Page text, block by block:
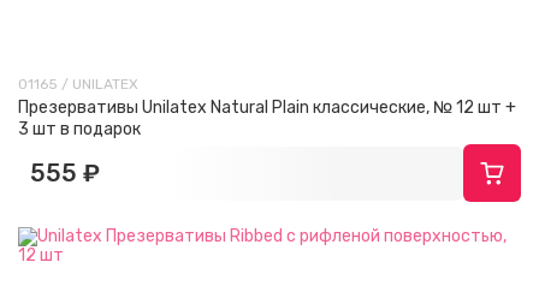
01165 / UNILATEX
Презервативы Unilatex Natural Plain классические, № 12 шт +
3 шт в подарок
555 ₽